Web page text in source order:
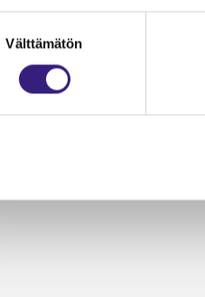
Välttämätön